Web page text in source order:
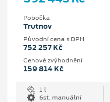
Pobočka
Trutnov
Původní cena s DPH
752 257 Kč
Cenové zvýhodnění
159 814 Kč
1 l
6st. manuální